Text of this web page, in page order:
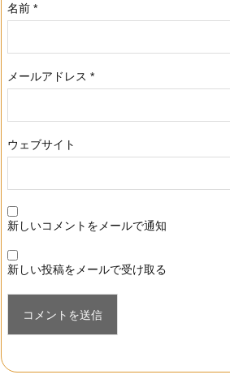
名前 *
メールアドレス *
ウェブサイト
新しいコメントをメールで通知
新しい投稿をメールで受け取る